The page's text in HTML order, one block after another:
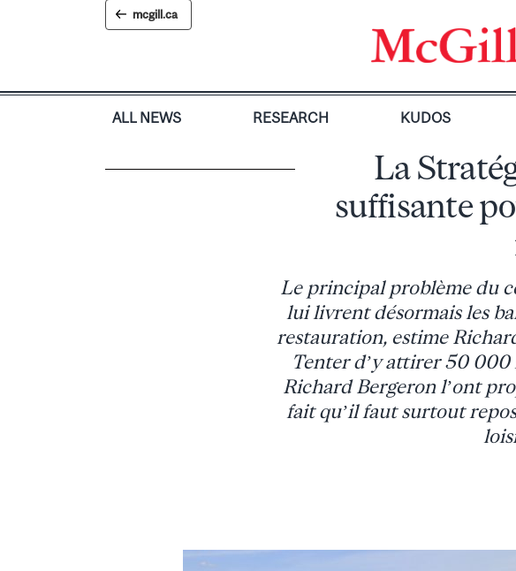
mcgill.ca
ALL NEWS RESEARCH KUDOS
La
suffisante
Le principal problème du
lui livrent désormais les
restauration, estime
Tenter d’y attirer 50 000
Richard Bergeron l’ont
fait qu’il faut surtout